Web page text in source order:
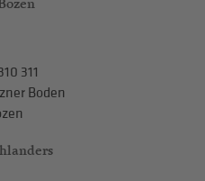
311
Boden